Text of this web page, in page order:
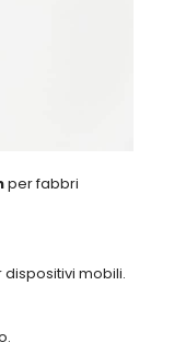
per fabbri
mobili.